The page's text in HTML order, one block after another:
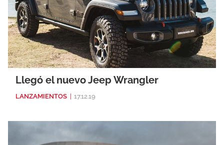
Llegó el nuevo Jeep Wrangler
LANZAMIENTOS 17.12.19